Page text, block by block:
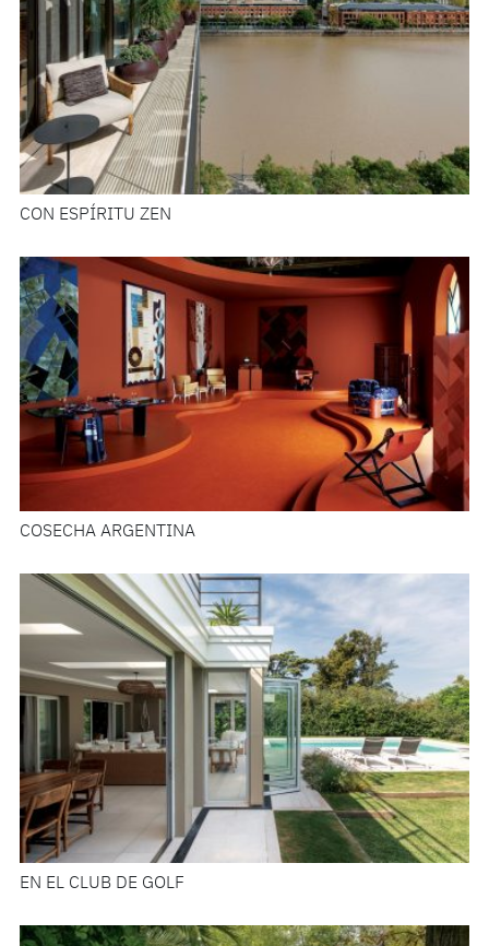
CON ESPÍRITU ZEN
COSECHA ARGENTINA
EN EL CLUB DE GOLF